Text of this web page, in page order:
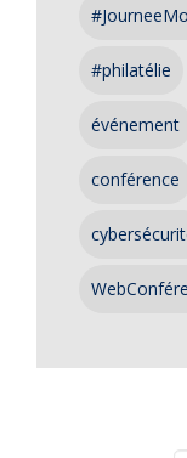
#philatélie
événement
conférence